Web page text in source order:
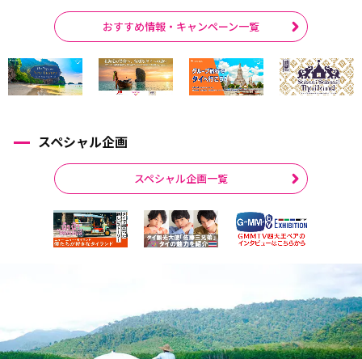
おすすめ情報・キャンペーン一覧
スペシャル企画
スペシャル企画一覧